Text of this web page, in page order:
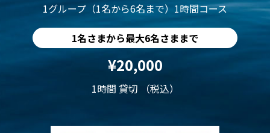
1グループ（1名から6名まで）1時間コース
1名さまから最大6名さままで
¥20,000
1時間 貸切 （税込）